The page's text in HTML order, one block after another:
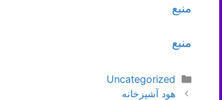
منبع
منبع
دسته‌ها
Uncategorized
ناوبریهود آشپزخانه